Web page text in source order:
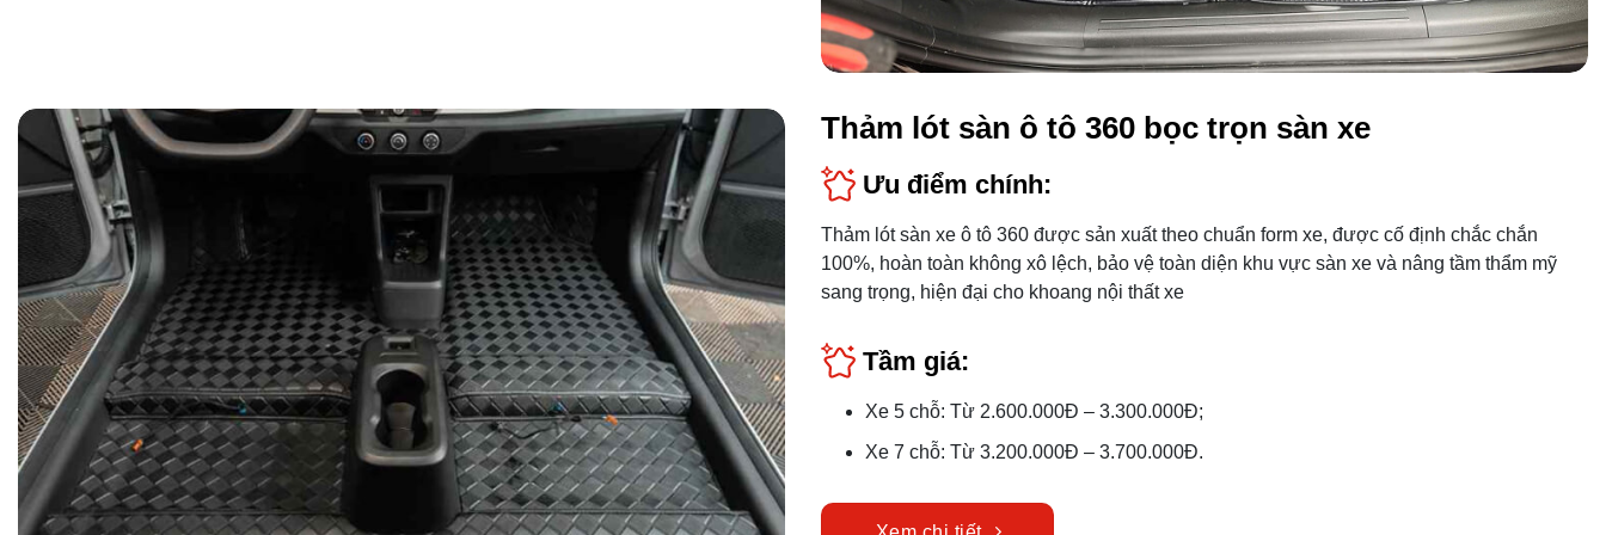
Thảm lót sàn ô tô 360 bọc trọn sàn xe
Ưu điểm chính:
Thảm lót sàn xe ô tô 360 được sản xuất theo chuẩn form xe, được cố định chắc chắn
100%, hoàn toàn không xô lệch, bảo vệ toàn diện khu vực sàn xe và nâng tầm thẩm mỹ
sang trọng, hiện đại cho khoang nội thất xe
Tầm giá:
Xe 5 chỗ: Từ 2.600.000Đ – 3.300.000Đ;
Xe 7 chỗ: Từ 3.200.000Đ – 3.700.000Đ.